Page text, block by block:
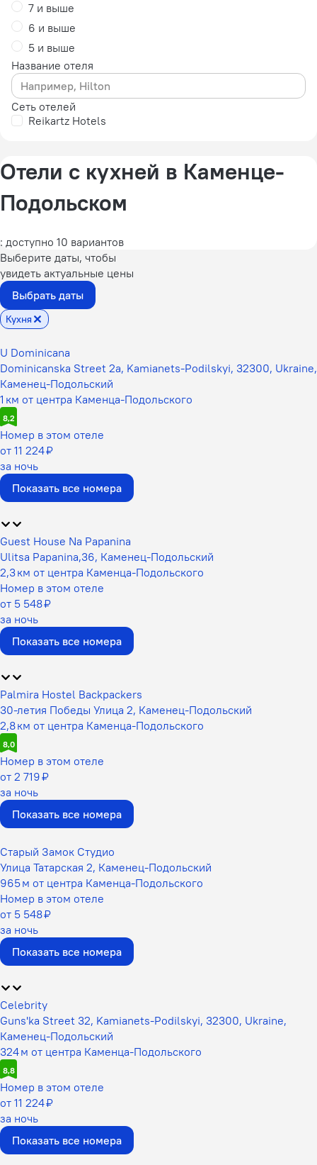
7 и выше
6 и выше
5 и выше
Название отеля
Сеть отелей
Reikartz Hotels
Отели с кухней в Каменце-
Подольском
: доступно 10 вариантов
Выберите даты, чтобы
увидеть актуальные цены
Выбрать даты
Кухня
U Dominicana
Dominicanska Street 2a, Kamianets-Podilskyi, 32300, Ukraine,
Каменец-Подольский
1 км от центра Каменца-Подольского
8,2
Номер в этом отеле
от 11 224 ₽
за ночь
Показать все номера
Guest House Na Papanina
Ulitsa Papanina,36, Каменец-Подольский
2,3 км от центра Каменца-Подольского
Номер в этом отеле
от 5 548 ₽
за ночь
Показать все номера
Palmira Hostel Backpackers
30-летия Победы Улица 2, Каменец-Подольский
2,8 км от центра Каменца-Подольского
8,0
Номер в этом отеле
от 2 719 ₽
за ночь
Показать все номера
Старый Замок Студио
Улица Татарская 2, Каменец-Подольский
965 м от центра Каменца-Подольского
Номер в этом отеле
от 5 548 ₽
за ночь
Показать все номера
Celebrity
Guns'ka Street 32, Kamianets-Podilskyi, 32300, Ukraine,
Каменец-Подольский
324 м от центра Каменца-Подольского
8,8
Номер в этом отеле
от 11 224 ₽
за ночь
Показать все номера